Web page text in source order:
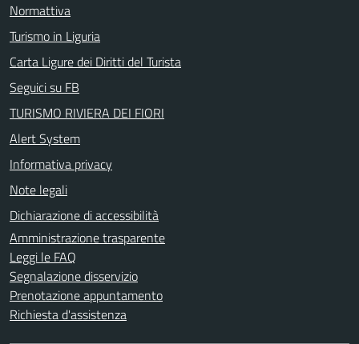
Normattiva
Turismo in Liguria
Carta Ligure dei Diritti del Turista
Seguici su FB
TURISMO RIVIERA DEI FIORI
Alert System
Informativa privacy
Note legali
Dichiarazione di accessibilità
Amministrazione trasparente
Leggi le FAQ
Segnalazione disservizio
Prenotazione appuntamento
Richiesta d'assistenza